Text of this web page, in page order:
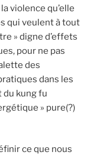
violence qu’elle
qui veulent à tout
» digne d’effets
pour ne pas
des
dans les
du kung fu
» pure(?)
ce que nous